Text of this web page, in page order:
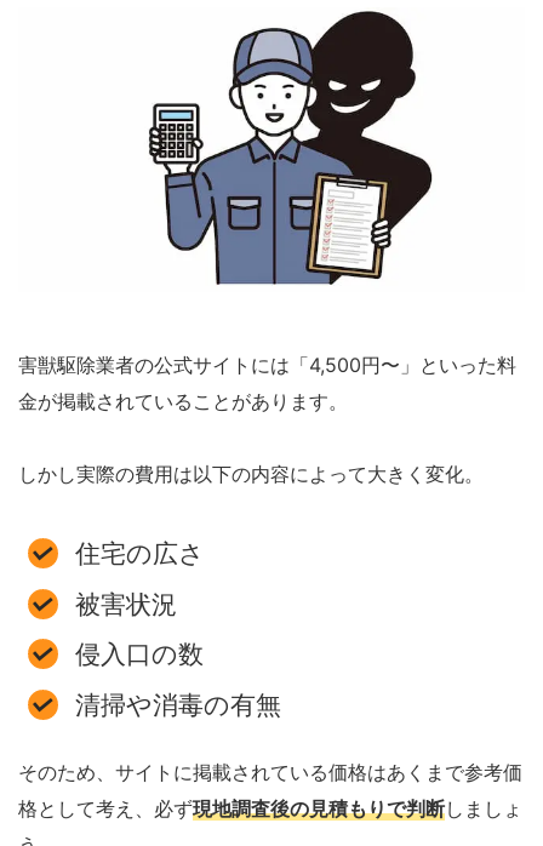
害獣駆除業者の公式サイトには「4,500円〜」といった料
金が掲載されていることがあります。
しかし実際の費用は以下の内容によって大きく変化。
住宅の広さ
被害状況
侵入口の数
清掃や消毒の有無
そのため、サイトに掲載されている価格はあくまで参考価
格として考え、必ず現地調査後の見積もりで判断しましょ